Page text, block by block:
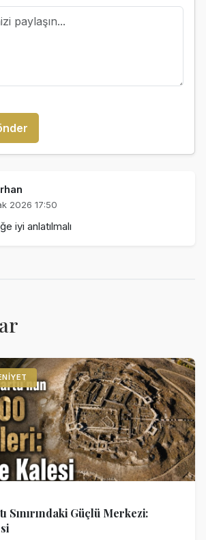
2026 17:50
iyi anlatılmalı
Sınırındaki Güçlü Merkezi: